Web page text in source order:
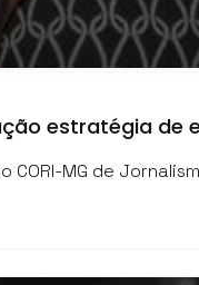
estratégia de
CORI-MG de